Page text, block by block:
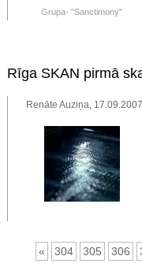
Grupa- "Sanctimony"
Rīga SKAN pirmā
Renāte Auziņa,
« 304 305 306